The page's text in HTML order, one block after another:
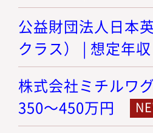
公益財団法人日本
クラス） | 想定年
株式会社ミチルワ
350～450万円